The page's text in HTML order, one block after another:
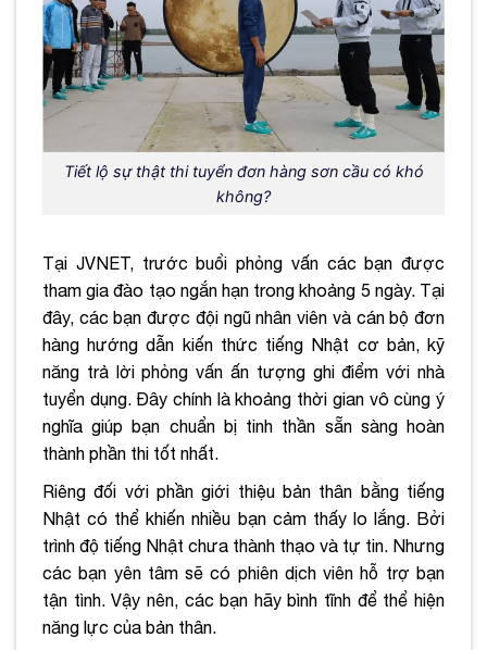
Tiết lộ sự thật thi tuyển đơn hàng sơn cầu có khó
không?
Tại JVNET, trước buổi phỏng vấn các bạn được
tham gia đào tạo ngắn hạn trong khoảng 5 ngày. Tại
đây, các bạn được đội ngũ nhân viên và cán bộ đơn
hàng hướng dẫn kiến thức tiếng Nhật cơ bản, kỹ
năng trả lời phỏng vấn ấn tượng ghi điểm với nhà
tuyển dụng. Đây chính là khoảng thời gian vô cùng ý
nghĩa giúp bạn chuẩn bị tinh thần sẵn sàng hoàn
thành phần thi tốt nhất.
Riêng đối với phần giới thiệu bản thân bằng tiếng
Nhật có thể khiến nhiều bạn cảm thấy lo lắng. Bởi
trình độ tiếng Nhật chưa thành thạo và tự tin. Nhưng
các bạn yên tâm sẽ có phiên dịch viên hỗ trợ bạn
tận tình. Vậy nên, các bạn hãy bình tĩnh để thể hiện
năng lực của bản thân.